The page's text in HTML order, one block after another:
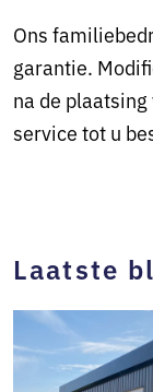
Ons
garantie.
na de
service tot u
Laatste